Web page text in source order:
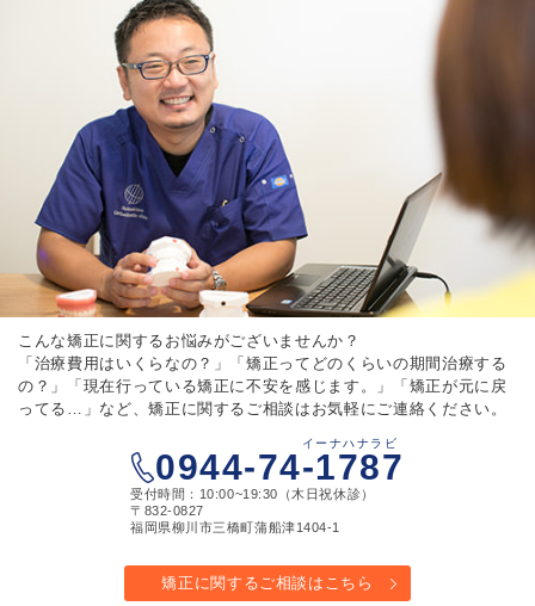
こんな矯正に関するお悩みがございませんか？
「治療費用はいくらなの？」「矯正ってどのくらいの期間治療する
の？」「現在行っている矯正に不安を感じます。」「矯正が元に戻
ってる…」など、矯正に関するご相談はお気軽にご連絡ください。
0944-74-1787
イーナハナラビ
受付時間：10:00~19:30（木日祝休診）
〒832-0827
福岡県柳川市三橋町蒲船津1404-1
矯正に関するご相談はこちら